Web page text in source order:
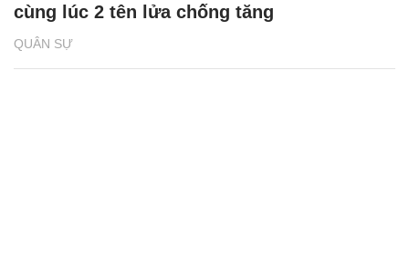
QUÂN SỰ
cùng lúc 2 tên lửa chống tăng